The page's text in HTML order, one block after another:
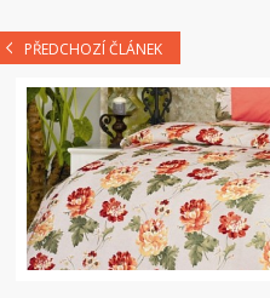
PŘEDCHOZÍ ČLÁNEK